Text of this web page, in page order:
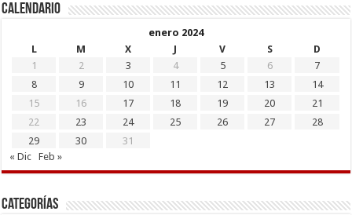
Calendario
enero 2024
L
M X J V S
D
1
2 3 4 5 6
7
8
9 10 11 12 13
14
15
16 17 18 19 20
21
22
23 24 25 26 27
28
29
30
31
« Dic
Feb »
Categorías